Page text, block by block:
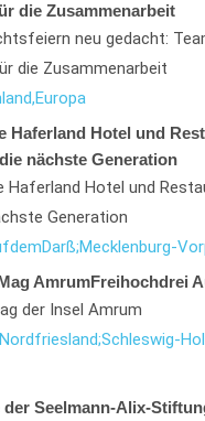
die Zusammenarbeit
neu gedacht:
die Zusammenarbeit
Europa
Haferland Hotel und
nächste Generation
Haferland Hotel und
Generation
demDarß;Mecklenburg-
AmrumFreihochdrei
der Insel Amrum
Nordfriesland;Schleswig-
der Seelmann-Alix-